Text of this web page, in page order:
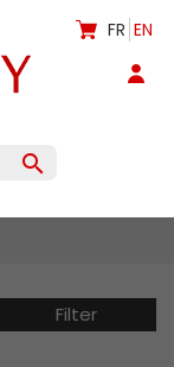
FR EN

Filter